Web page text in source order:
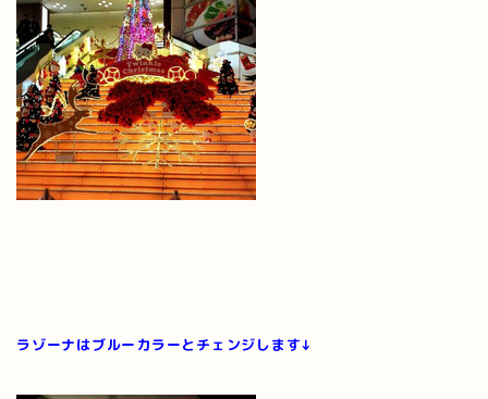
ラゾーナはブルーカラーとチェンジします↓